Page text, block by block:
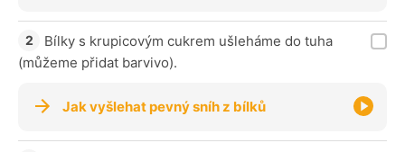
Bílky s krupicovým cukrem ušleháme do tuha
(můžeme přidat barvivo).
Jak vyšlehat pevný sníh z bílků